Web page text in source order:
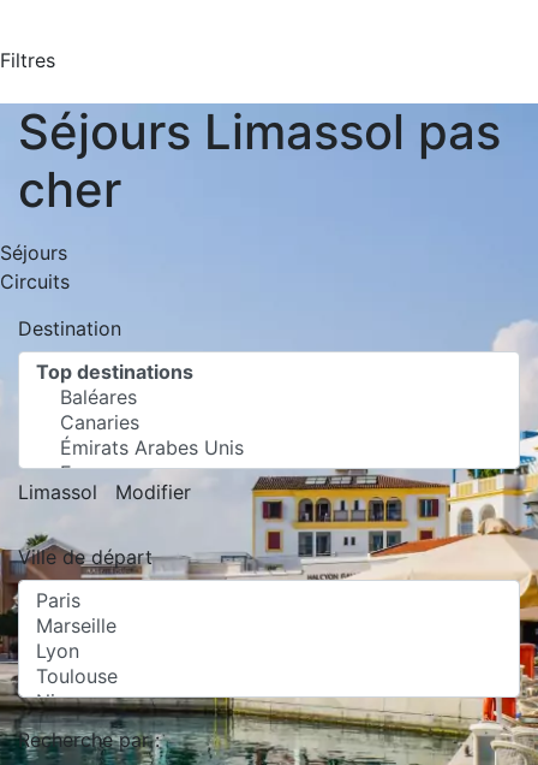
Filtres
Séjours Limassol pas
cher
Séjours
Circuits
Destination
Limassol Modifier
Ville de départ
Recherche par :